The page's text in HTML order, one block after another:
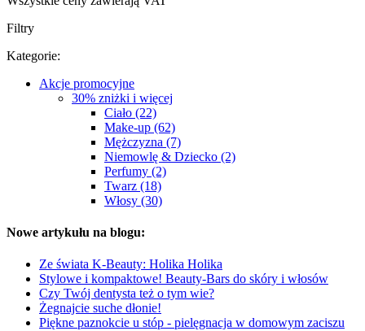
Filtry
Kategorie:
Akcje promocyjne
30% zniżki i więcej
Ciało (22)
Make-up (62)
Mężczyzna (7)
Niemowlę & Dziecko (2)
Perfumy (2)
Twarz (18)
Włosy (30)
Nowe artykułu na blogu:
Ze świata K-Beauty: Holika Holika
Stylowe i kompaktowe! Beauty-Bars do skóry i włosów
Czy Twój dentysta też o tym wie?
Żegnajcie suche dłonie!
Piękne paznokcie u stóp - pielęgnacja w domowym zaciszu